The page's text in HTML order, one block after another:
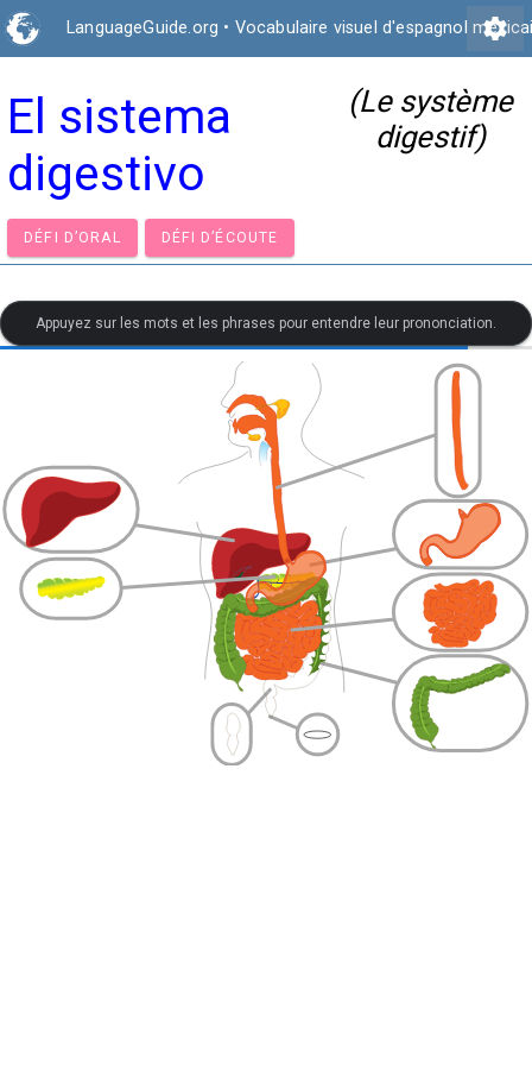
LanguageGuide.org • Vocabulaire visuel d'espagnol settings
El sistema
digestivo
(Le système
digestif)
DÉFI D’ORAL DÉFI D’ÉCOUTE
Appuyez sur les mots et les phrases pour entendre leur prononciation.